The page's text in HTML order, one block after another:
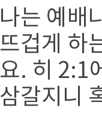
나는 예배
뜨겁게 하
요. 히 2:1
삼갈지니